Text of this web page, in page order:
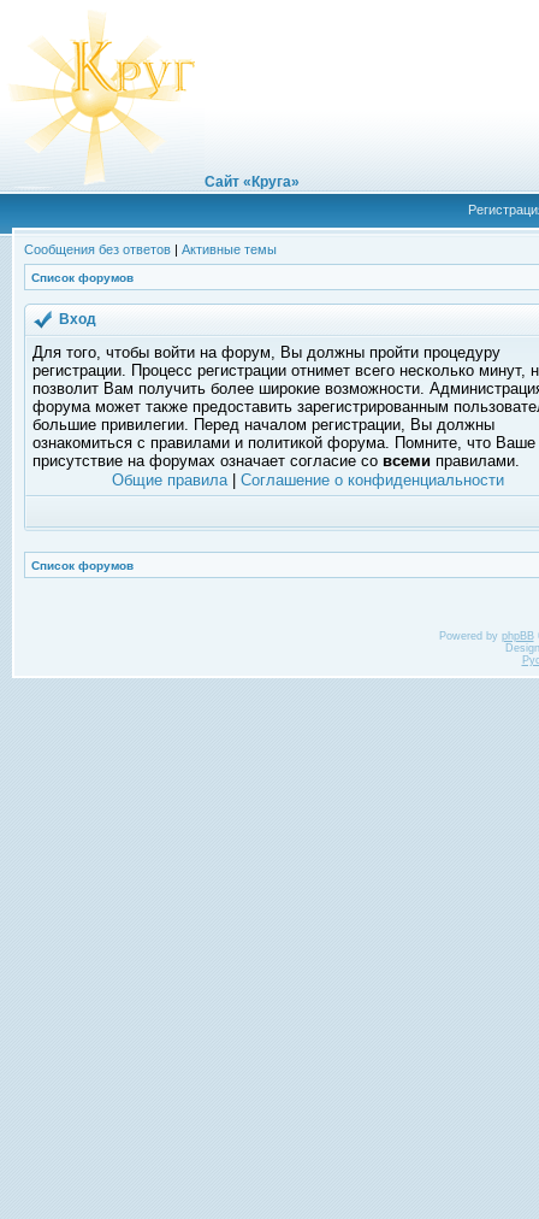
Сайт «Круга»
Сообщения без ответов | Активные темы
Список форумов
Вход
Для того, чтобы войти на форум, Вы должны пройти процедуру
регистрации. Процесс регистрации отнимет всего несколько минут,
позволит Вам получить более широкие возможности.
форума может также предоставить зарегистрированным
большие привилегии. Перед началом регистрации, Вы должны
ознакомиться с правилами и политикой форума. Помните, что Ваше
присутствие на форумах означает согласие со всеми правилами.
Общие правила| Соглашение о конфиденциальности
Список форумов
Powered by phpBB